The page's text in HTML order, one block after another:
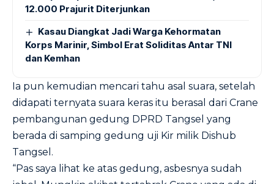
12.000 Prajurit Diterjunkan
Kasau Diangkat Jadi Warga Kehormatan
Korps Marinir, Simbol Erat Soliditas Antar TNI
dan Kemhan
Ia pun kemudian mencari tahu asal suara, setelah
didapati ternyata suara keras itu berasal dari Crane
pembangunan gedung DPRD Tangsel yang
berada di samping gedung uji Kir milik Dishub
Tangsel.
“Pas saya lihat ke atas gedung, asbesnya sudah